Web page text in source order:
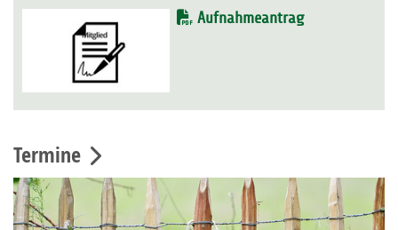
Aufnahmeantrag
Termine